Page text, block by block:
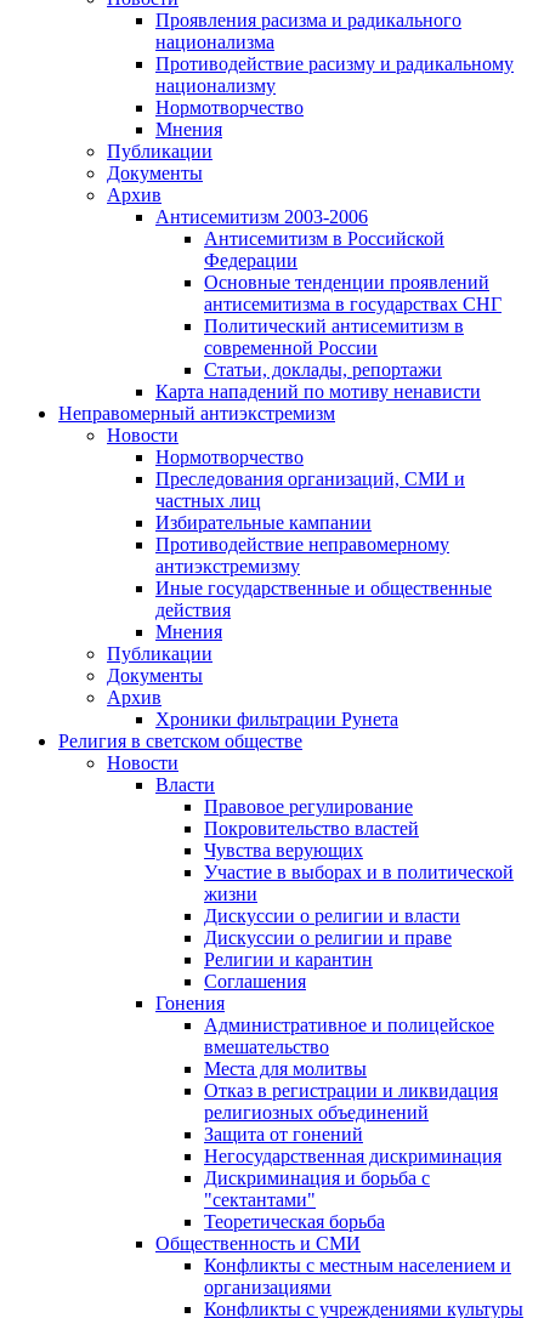
Проявления расизма и радикального
национализма
Противодействие расизму и радикальному
национализму
Нормотворчество
Мнения
Публикации
Документы
Архив
Антисемитизм 2003-2006
Антисемитизм в Российской
Федерации
Основные тенденции проявлений
антисемитизма в государствах СНГ
Политический антисемитизм в
современной России
Статьи, доклады, репортажи
Карта нападений по мотиву ненависти
Неправомерный антиэкстремизм
Новости
Нормотворчество
Преследования организаций, СМИ и
частных лиц
Избирательные кампании
Противодействие неправомерному
антиэкстремизму
Иные государственные и общественные
действия
Мнения
Публикации
Документы
Архив
Хроники фильтрации Рунета
Религия в светском обществе
Новости
Власти
Правовое регулирование
Покровительство властей
Чувства верующих
Участие в выборах и в политической
жизни
Дискуссии о религии и власти
Дискуссии о религии и праве
Религии и карантин
Соглашения
Гонения
Административное и полицейское
вмешательство
Места для молитвы
Отказ в регистрации и ликвидация
религиозных объединений
Защита от гонений
Негосударственная дискриминация
Дискриминация и борьба с
"сектантами"
Теоретическая борьба
Общественность и СМИ
Конфликты с местным населением и
организациями
Конфликты с учреждениями культуры